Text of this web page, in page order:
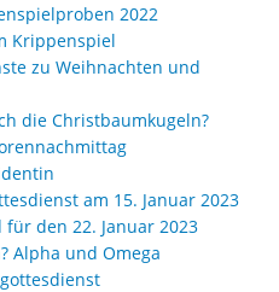
2022
Krippenspiel
zu Weihnachten und
die Christbaumkugeln?
am 15. Januar 2023
den 22. Januar 2023
Alpha und Omega